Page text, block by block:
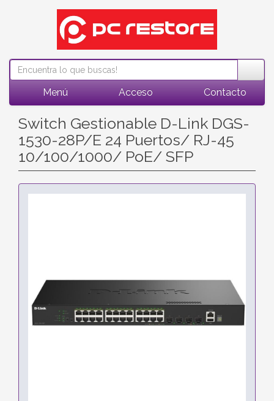
Menú Acceso Contacto
Switch Gestionable D-Link DGS-
1530-28P/E 24 Puertos/ RJ-45
10/100/1000/ PoE/ SFP